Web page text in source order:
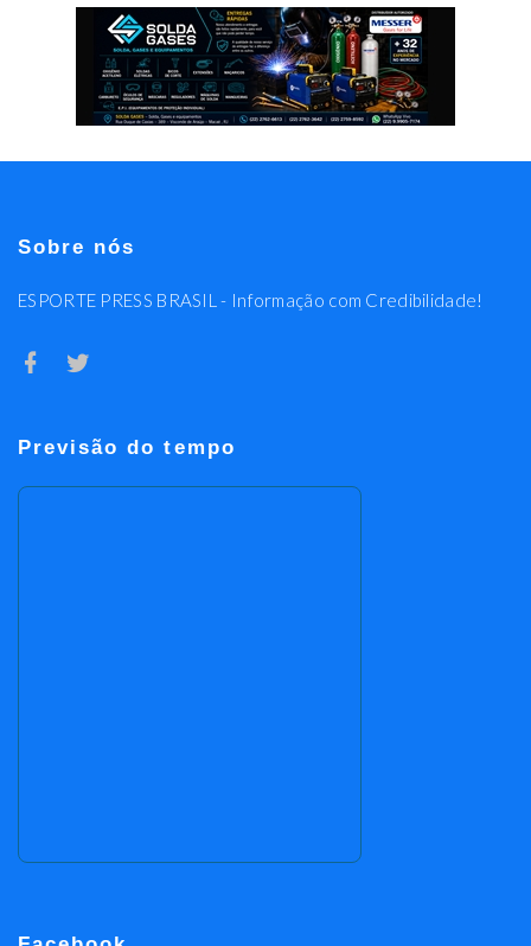
Sobre nós
ESPORTE PRESS BRASIL - Informação com Credibilidade!
Previsão do tempo